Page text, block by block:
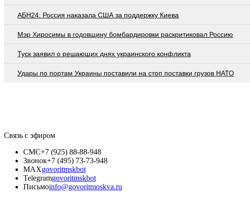
АБН24: Россия наказала США за поддержку Киева
Мэр Хиросимы в годовщину бомбардировки раскритиковал Россию
Туск заявил о решающих днях украинского конфликта
Удары по портам Украины поставили на стоп поставки грузов НАТО
Связь с эфиром
СМС+7 (925) 88-88-948
Звонок+7 (495) 73-73-948
MAXgovoritmskbot
Telegramgovoritmskbot
Письмоinfo@govoritmoskva.ru